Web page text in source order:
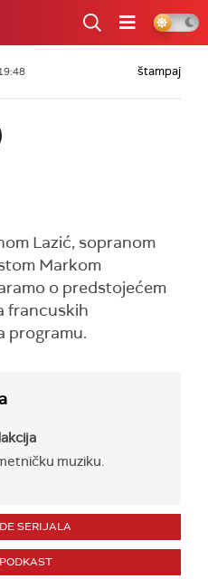
štampaj
Lazić, sopranom
Markom
o predstojećem
francuskih
programu.
muziku.
SERIJALA